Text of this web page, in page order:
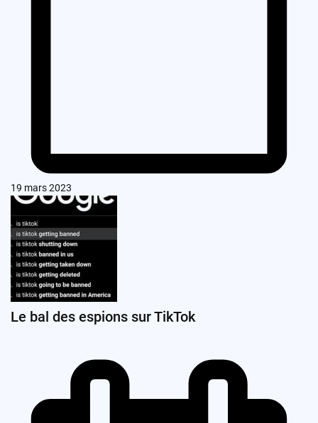
19 mars 2023
Le bal des espions sur TikTok